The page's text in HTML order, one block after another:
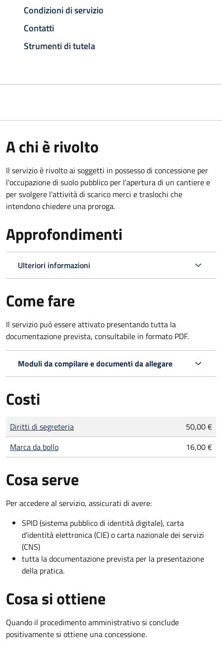
Condizioni di servizio
Contatti
Strumenti di tutela
A chi è rivolto
Il servizio è rivolto ai soggetti in possesso di concessione per
l'occupazione di suolo pubblico per l'apertura di un cantiere e
per svolgere l'attività di scarico merci e traslochi che
intendono chiedere una proroga.
Approfondimenti
Ulteriori informazioni
Come fare
Il servizio può essere attivato presentando tutta la
documentazione prevista, consultabile in formato PDF.
Moduli da compilare e documenti da allegare
Costi
Tipo di pagamento
Importo
Diritti di segreteria
50,00 €
Marca da bollo
16,00 €
Cosa serve
Per accedere al servizio, assicurati di avere:
SPID (sistema pubblico di identità digitale), carta
d’identità elettronica (CIE) o carta nazionale dei servizi
(CNS)
tutta la documentazione prevista per la presentazione
della pratica.
Cosa si ottiene
Quando il procedimento amministrativo si conclude
positivamente si ottiene una concessione.